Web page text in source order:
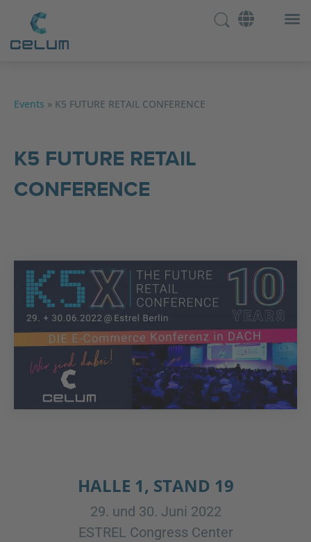
Events » K5 FUTURE RETAIL CONFERENCE
K5 FUTURE RETAIL
CONFERENCE
HALLE 1, STAND 19
29. und 30. Juni 2022
ESTREL Congress Center